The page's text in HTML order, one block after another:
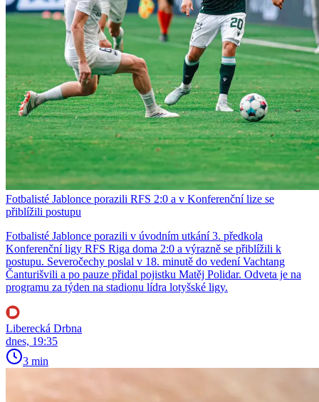
Fotbalisté Jablonce porazili RFS 2:0 a v Konferenční lize se
přiblížili postupu
Fotbalisté Jablonce porazili v úvodním utkání 3. předkola
Konferenční ligy RFS Riga doma 2:0 a výrazně se přiblížili k
postupu. Severočechy poslal v 18. minutě do vedení Vachtang
Čanturišvili a po pauze přidal pojistku Matěj Polidar. Odveta je na
programu za týden na stadionu lídra lotyšské ligy.
Liberecká Drbna
dnes, 19:35
3 min